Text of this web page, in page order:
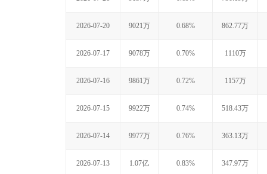
2026-07-20 9021万 0.68% 862.77万
2026-07-17 9078万 0.70% 1110万
2026-07-16 9861万 0.72% 1157万
2026-07-15 9922万 0.74% 518.43万
2026-07-14 9977万 0.76% 363.13万
2026-07-13 1.07亿 0.83% 347.97万